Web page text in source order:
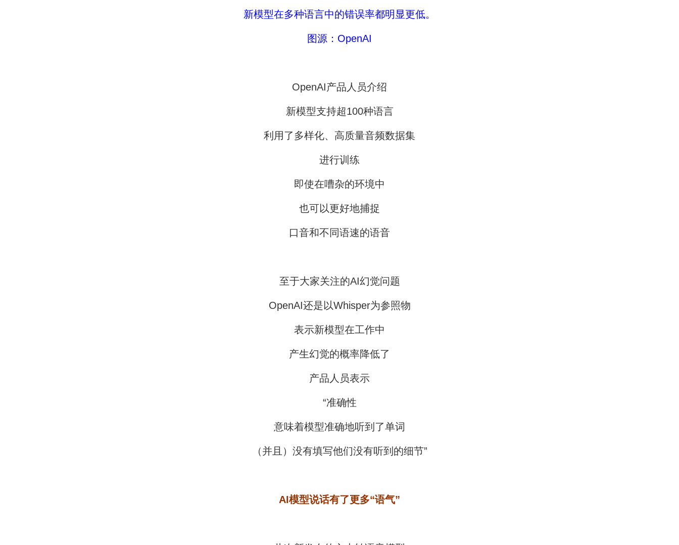
新模型在多种语言中的错误率都明显更低。
图源：OpenAI
OpenAI产品人员介绍
新模型支持超100种语言
利用了多样化、高质量音频数据集
进行训练
即使在嘈杂的环境中
也可以更好地捕捉
口音和不同语速的语音
至于大家关注的AI幻觉问题
OpenAI还是以Whisper为参照物
表示新模型在工作中
产生幻觉的概率降低了
产品人员表示
“准确性
意味着模型准确地听到了单词
（并且）没有填写他们没有听到的细节”
AI模型说话有了更多“语气”